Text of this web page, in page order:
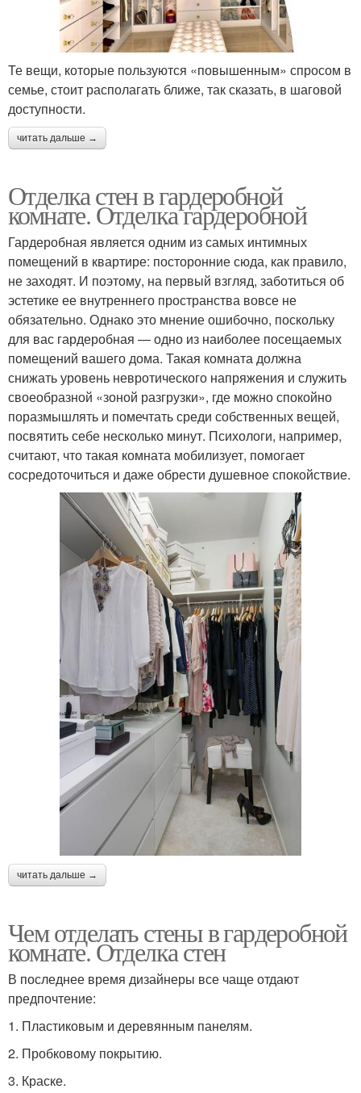
Те вещи, которые пользуются «повышенным» спросом в
семье, стоит располагать ближе, так сказать, в шаговой
доступности.
читать дальше →
Отделка стен в гардеробной
комнате. Отделка гардеробной
Гардеробная является одним из самых интимных
помещений в квартире: посторонние сюда, как правило,
не заходят. И поэтому, на первый взгляд, заботиться об
эстетике ее внутреннего пространства вовсе не
обязательно. Однако это мнение ошибочно, поскольку
для вас гардеробная — одно из наиболее посещаемых
помещений вашего дома. Такая комната должна
снижать уровень невротического напряжения и служить
своеобразной «зоной разгрузки», где можно спокойно
поразмышлять и помечтать среди собственных вещей,
посвятить себе несколько минут. Психологи, например,
считают, что такая комната мобилизует, помогает
сосредоточиться и даже обрести душевное спокойствие.
читать дальше →
Чем отделать стены в гардеробной
комнате. Отделка стен
В последнее время дизайнеры все чаще отдают
предпочтение:
1.​ Пластиковым и деревянным панелям.
2.​ Пробковому покрытию.
3.​ Краске.